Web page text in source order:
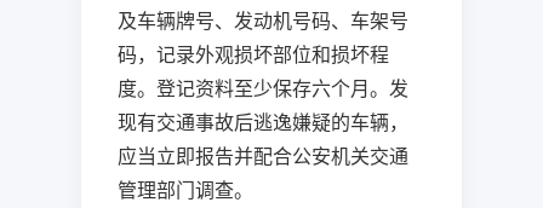
及车辆牌号、发动机号码、车架号
码，记录外观损坏部位和损坏程
度。登记资料至少保存六个月。发
现有交通事故后逃逸嫌疑的车辆，
应当立即报告并配合公安机关交通
管理部门调查。